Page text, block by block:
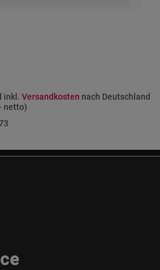
inkl. Versandkosten nach Deutschland
netto)